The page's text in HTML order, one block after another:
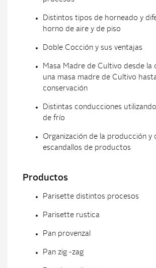
Distintos tipos de horneado y
horno de aire y de piso
Doble Cocción y sus ventajas
Masa Madre de Cultivo desde la
una masa madre de Cultivo
conservación
Distintas conducciones
de frío
Organización de la producción y
escandallos de productos
Productos
Parisette distintos procesos
Parisette rustica
Pan provenzal
Pan zig -zag